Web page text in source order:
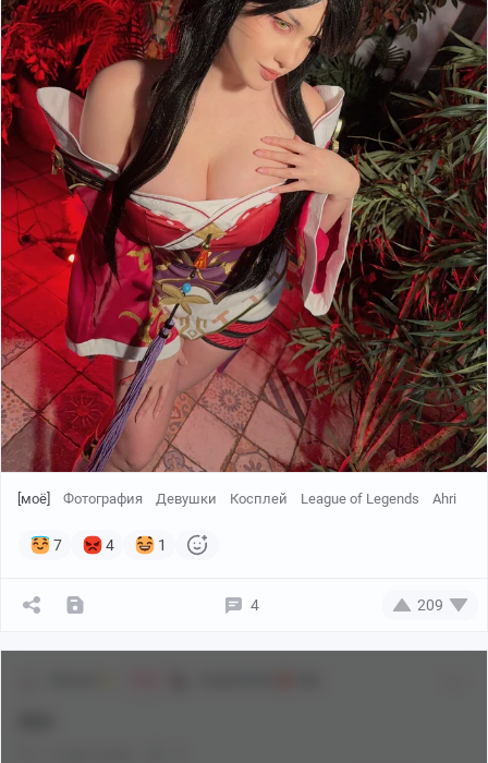
[моё] Фотография Девушки Косплей League of Legends Ahri
7 4 1
4 209